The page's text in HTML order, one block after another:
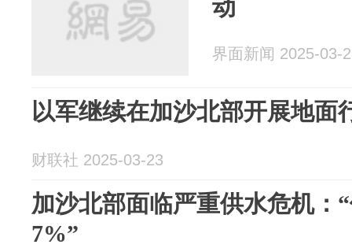
动
界面新闻 2025-03-
以军继续在加沙北部开展地面
财联社 2025-03-23
加沙北部面临严重供水危机：
7%”